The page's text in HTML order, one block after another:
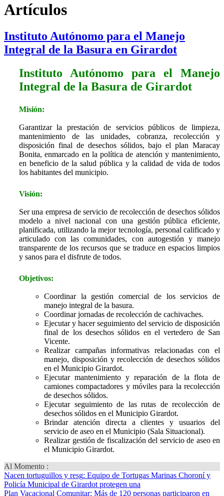
Artículos
Instituto Autónomo para el Manejo
Integral de la Basura en Girardot
Instituto Autónomo para el Manejo
Integral de la Basura de Girardot
Misión:
Garantizar la prestación de servicios públicos de limpieza,
mantenimiento de las unidades, cobranza, recolección y
disposición final de desechos sólidos, bajo el plan Maracay
Bonita, enmarcado en la política de atención y mantenimiento,
en beneficio de la salud pública y la calidad de vida de todos
los habitantes del municipio.
Visión:
Ser una empresa de servicio de recolección de desechos sólidos
modelo a nivel nacional con una gestión pública eficiente,
planificada, utilizando la mejor tecnología, personal calificado y
articulado con las comunidades, con autogestión y manejo
transparente de los recursos que se traduce en espacios limpios
y sanos para el disfrute de todos.
Objetivos:
Coordinar la gestión comercial de los servicios de
manejo integral de la basura.
Coordinar jornadas de recolección de cachivaches.
Ejecutar y hacer seguimiento del servicio de disposición
final de los desechos sólidos en el vertedero de San
Vicente.
Realizar campañas informativas relacionadas con el
manejo, disposición y recolección de desechos sólidos
en el Municipio Girardot.
Ejecutar mantenimiento y reparación de la flota de
camiones compactadores y móviles para la recolección
de desechos sólidos.
Ejecutar seguimiento de las rutas de recolección de
desechos sólidos en el Municipio Girardot.
Brindar atención directa a clientes y usuarios del
servicio de aseo en el Municipio (Sala Situacional).
Realizar gestión de fiscalización del servicio de aseo en
el Municipio Girardot.
Al Momento :
Nacen tortuguillos y resg: Equipo de Tortugas Marinas Choroní y
Policía Municipal de Girardot protegen una
Plan Vacacional Comunitar: Más de 120 personas participaron en